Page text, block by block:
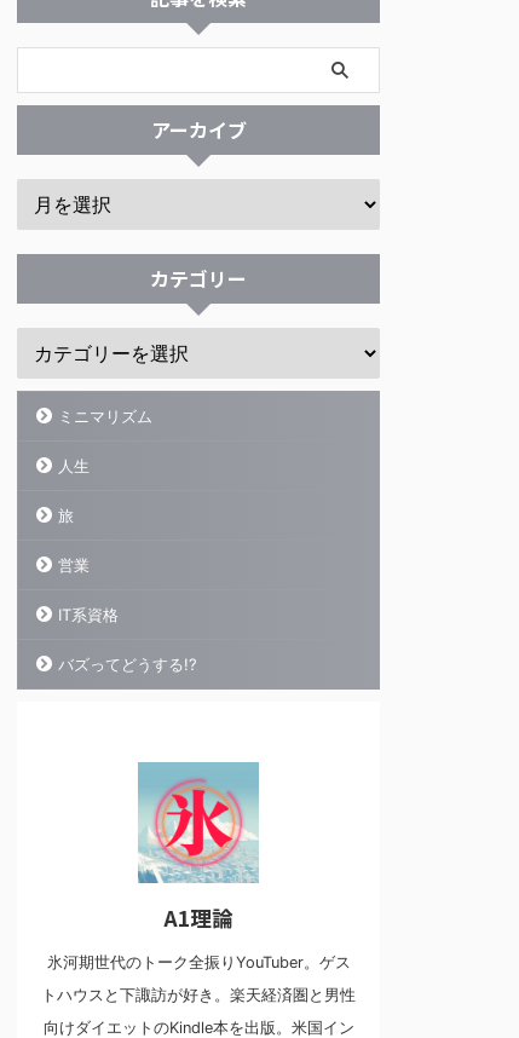
アーカイブ
カテゴリー
ミニマリズム
人生
旅
営業
IT系資格
バズってどうする!?
A1理論
氷河期世代のトーク全振りYouTuber。ゲス
トハウスと下諏訪が好き。楽天経済圏と男性
向けダイエットのKindle本を出版。米国イン